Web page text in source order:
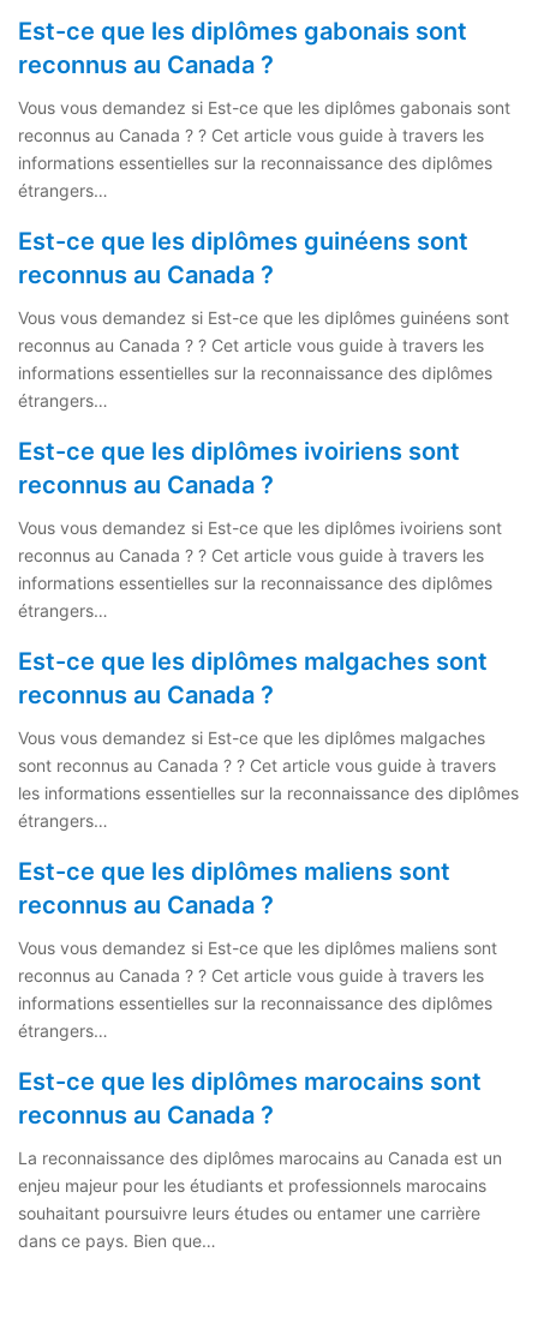
Est-ce que les diplômes gabonais sont
reconnus au Canada ?
Vous vous demandez si Est-ce que les diplômes gabonais sont
reconnus au Canada ? ? Cet article vous guide à travers les
informations essentielles sur la reconnaissance des diplômes
étrangers…
Est-ce que les diplômes guinéens sont
reconnus au Canada ?
Vous vous demandez si Est-ce que les diplômes guinéens sont
reconnus au Canada ? ? Cet article vous guide à travers les
informations essentielles sur la reconnaissance des diplômes
étrangers…
Est-ce que les diplômes ivoiriens sont
reconnus au Canada ?
Vous vous demandez si Est-ce que les diplômes ivoiriens sont
reconnus au Canada ? ? Cet article vous guide à travers les
informations essentielles sur la reconnaissance des diplômes
étrangers…
Est-ce que les diplômes malgaches sont
reconnus au Canada ?
Vous vous demandez si Est-ce que les diplômes malgaches
sont reconnus au Canada ? ? Cet article vous guide à travers
les informations essentielles sur la reconnaissance des diplômes
étrangers…
Est-ce que les diplômes maliens sont
reconnus au Canada ?
Vous vous demandez si Est-ce que les diplômes maliens sont
reconnus au Canada ? ? Cet article vous guide à travers les
informations essentielles sur la reconnaissance des diplômes
étrangers…
Est-ce que les diplômes marocains sont
reconnus au Canada ?
La reconnaissance des diplômes marocains au Canada est un
enjeu majeur pour les étudiants et professionnels marocains
souhaitant poursuivre leurs études ou entamer une carrière
dans ce pays. Bien que…